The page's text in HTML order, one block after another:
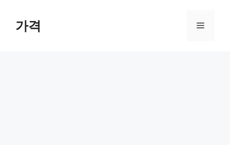
가격 메